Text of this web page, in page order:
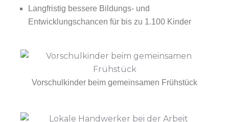
Langfristig bessere Bildungs- und
Entwicklungschancen für bis zu 1.100 Kinder
Vorschulkinder beim gemeinsamen Frühstück